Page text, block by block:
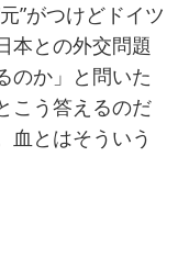
”がつけどドイツ
本との外交問題
のか」と問いた
こう答えるのだ
血とはそういう